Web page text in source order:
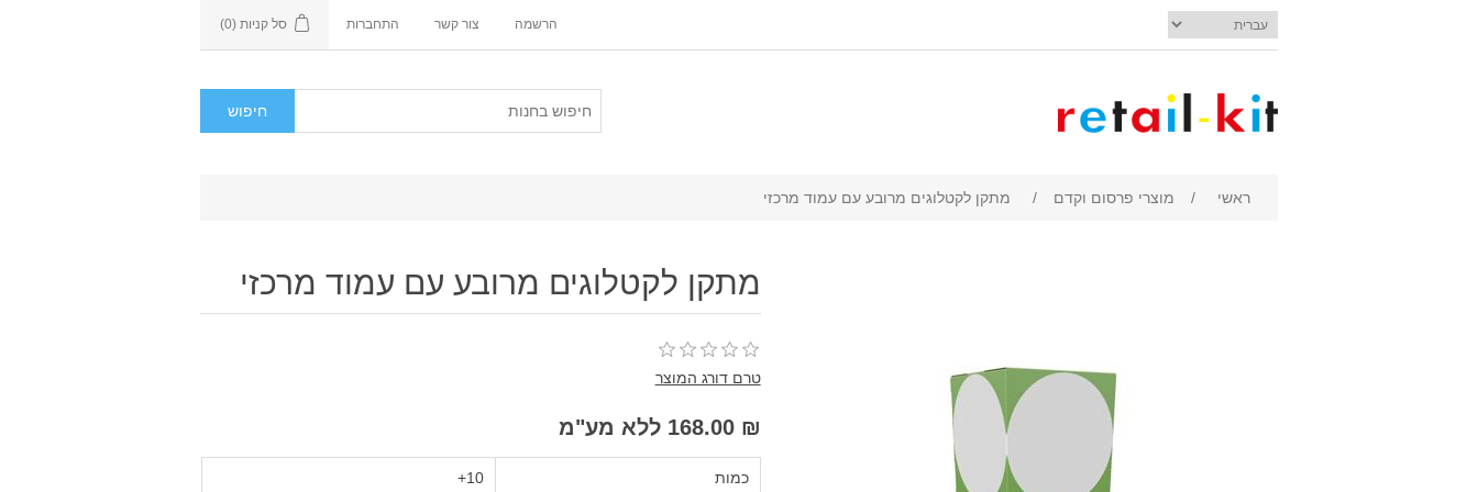
הרשמה צור קשר התחברות סל קניות (0)
ראשי / מוצרי פרסום וקדם / מתקן לקטלוגים מרובע עם עמוד מרכזי
מתקן לקטלוגים מרובע עם עמוד מרכזי
טרם דורג המוצר
₪ 168.00 ללא מע"מ
כמות 10+